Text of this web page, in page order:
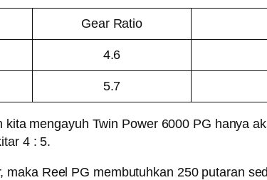
Gear Ratio
4.6
5.7
mengayuh Twin Power 6000 PG hanya
4 : 5.
Reel PG membutuhkan 250 putaran